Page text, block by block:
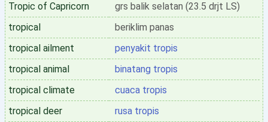
Tropic of Capricorn
grs balik selatan (23.5 drjt LS)
tropical
beriklim panas
tropical ailment
penyakit tropis
tropical animal
binatang tropis
tropical climate
cuaca tropis
tropical deer
rusa tropis